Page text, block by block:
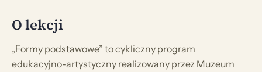
O lekcji
„Formy podstawowe” to cykliczny program
edukacyjno-artystyczny realizowany przez Muzeum